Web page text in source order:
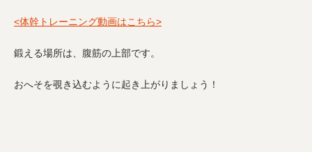
<体幹トレーニング動画はこちら>
鍛える場所は、腹筋の上部です。
おへそを覗き込むように起き上がりましょう！